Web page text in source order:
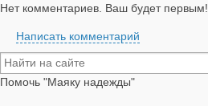
Нет комментариев. Ваш будет первым!
Написать комментарий
Помочь "Маяку надежды"